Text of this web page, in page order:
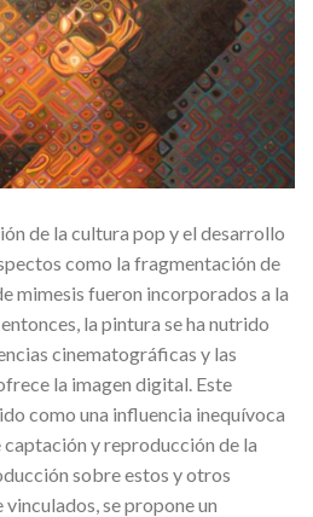
de la cultura pop y el desarrollo
como la fragmentación de
mimesis fueron incorporados a la
la pintura se ha nutrido
cinematográficas y las
la imagen digital. Este
como una influencia inequívoca
captación y reproducción de la
sobre estos y otros
se propone un